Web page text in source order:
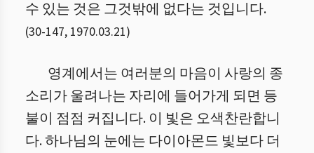
수 있는 것은 그것밖에 없다는 것입니다.
(30-147, 1970.03.21)
영계에서는 여러분의 마음이 사랑의 종
소리가 울려나는 자리에 들어가게 되면 등
불이 점점 커집니다. 이 빛은 오색찬란합니
다. 하나님의 눈에는 다이아몬드 빛보다 더